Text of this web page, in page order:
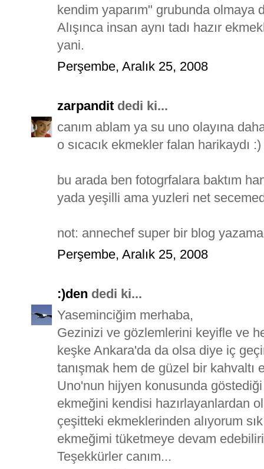
kendim yaparım" grubunda
Alışınca insan aynı tadı hazır
yani.
Perşembe, Aralık 25, 2008
zarpandit dedi ki...
canım ablam ya su uno olayına
o sıcacık ekmekler falan harikaydı :)
bu arada ben fotogrfalara baktım
yada yeşilli ama yuzleri net
not: annechef super bir blog
Perşembe, Aralık 25, 2008
:)den dedi ki...
Yaseminciğim merhaba,
Gezinizi ve gözlemlerini keyifle ve
keşke Ankara'da da olsa diye iç
tanışmak hem de güzel bir
Uno'nun hijyen konusunda
ekmeğini kendisi hazırlayanlardan
çeşitteki ekmeklerinden alıyorum
ekmeğimi tüketmeye devam
Teşekkürler canım...